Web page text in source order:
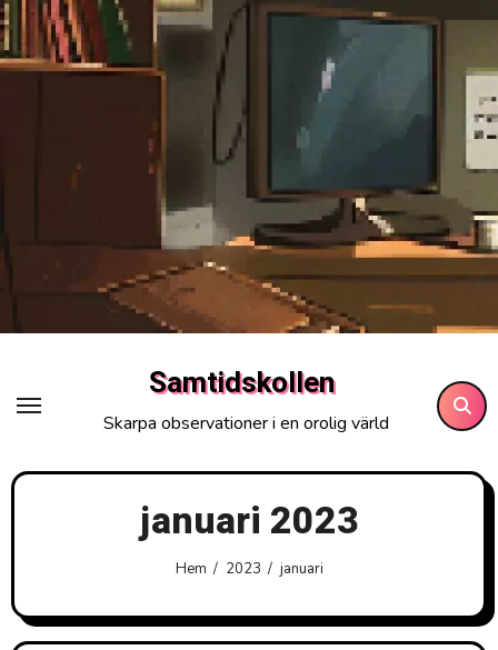
Hoppa
till
innehåll
Samtidskollen
Skarpa observationer i en orolig värld
januari 2023
Hem 2023 januari